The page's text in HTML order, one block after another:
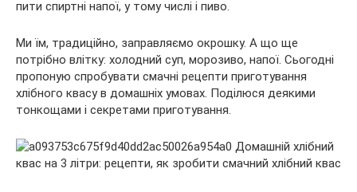
пити спиртні напої, у тому числі і пиво.
Ми їм, традиційно, заправляємо окрошку. А що ще
потрібно влітку: холодний суп, морозиво, напої. Сьогодні
пропоную спробувати смачні рецепти приготування
хлібного квасу в домашніх умовах. Поділюся деякими
тонкощами і секретами приготування.